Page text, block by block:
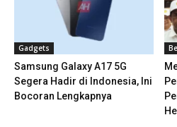
Gadgets
Samsung Galaxy A17 5G
Segera Hadir di Indonesia, Ini
Bocoran Lengkapnya